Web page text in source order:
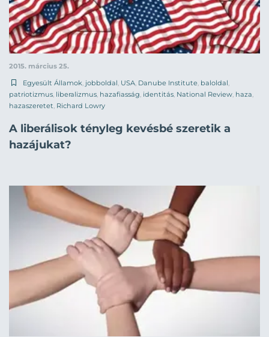
2015. március 25.
Egyesült Államok, jobboldal, USA, Danube Institute, baloldal,
patriotizmus, liberalizmus, hazafiasság, identitás, National Review, haza,
hazaszeretet, Richard Lowry
A liberálisok tényleg kevésbé szeretik a
hazájukat?